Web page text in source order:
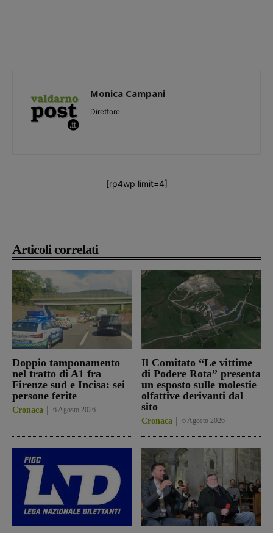
Articoli correlati
Doppio tamponamento
nel tratto di A1 fra
Firenze sud e Incisa: sei
persone ferite
Cronaca 6 Agosto 2026
Il Comitato “Le vittime
di Podere Rota” presenta
un esposto sulle molestie
olfattive derivanti dal
sito
Cronaca 6 Agosto 2026
Monica Campani
Direttore
[rp4wp limit=4]